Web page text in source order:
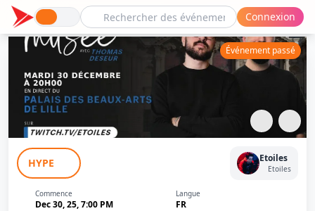
Connexion
La Nuit du Musée avec Thomas Deseur
- Palais des Beaux-Arts Lille
Événement passé
HYPE Etoiles
Etoiles
Commence
Dec 30, 25, 7:00 PM
Langue
FR